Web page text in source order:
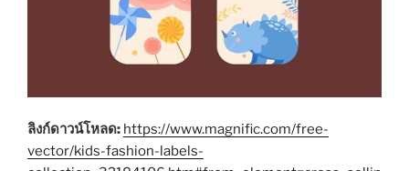
ลิงก์ดาวน์โหลด: https://www.magnific.com/free-
vector/kids-fashion-labels-